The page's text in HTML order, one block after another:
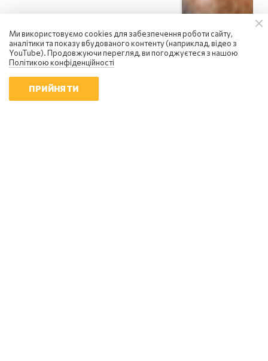
Ми використовуємо cookies для забезпечення роботи сайту,
аналітики та показу вбудованого контенту (наприклад, відео з
YouTube). Продовжуючи перегляд, ви погоджуєтеся з нашою
Політикою конфіденційності
ПРИЙНЯТИ